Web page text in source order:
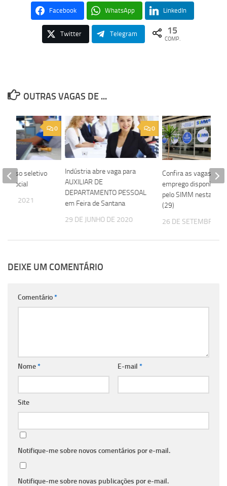
Facebook WhatsApp LinkedIn
Twitter Telegram 15
COMP.
OUTRAS VAGAS DE ...
0
Indústria abre vaga para
AUXILIAR DE
DEPARTAMENTO PESSOAL
em Feira de Santana
29 DE JUNHO DE 2020
Confira as vagas de
emprego
pelo SIMM nesta
(29)
26 DE SETEMBRO
0
seletivo
Social
DE 2021
DEIXE UM COMENTÁRIO
Comentário*
Nome* E-mail *
Site
Notifique-me sobre novos comentários por e-mail.
Notifique-me sobre novas publicações por e-mail.